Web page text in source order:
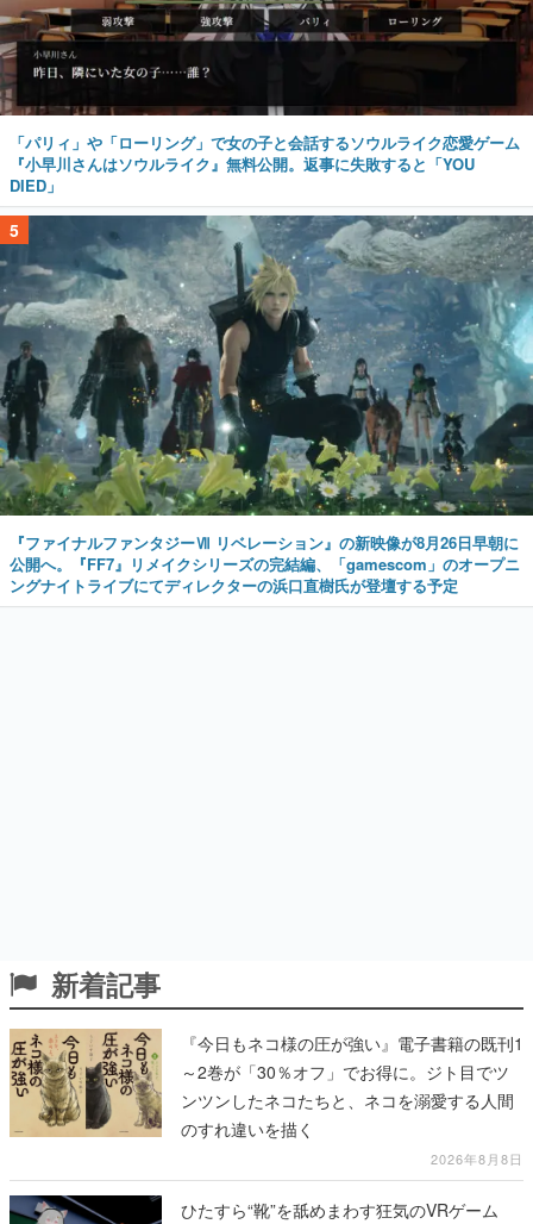
「パリィ」や「ローリング」で女の子と会話するソウルライク恋愛ゲーム
『小早川さんはソウルライク』無料公開。返事に失敗すると「YOU
DIED」
5
『ファイナルファンタジーⅦ リベレーション』の新映像が8月26日早朝に
公開へ。『FF7』リメイクシリーズの完結編、「gamescom」のオープニ
ングナイトライブにてディレクターの浜口直樹氏が登壇する予定
新着記事
『今日もネコ様の圧が強い』電子書籍の既刊1
～2巻が「30％オフ」でお得に。ジト目でツ
ンツンしたネコたちと、ネコを溺愛する人間
のすれ違いを描く
2026年8月8日
ひたすら“靴”を舐めまわす狂気のVRゲーム